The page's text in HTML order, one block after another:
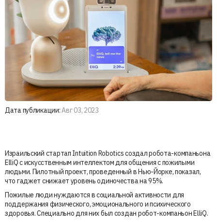
Дата публикации:Авг 03, 2023
Израильский стартап Intuition Robotics создал робота-компаньона
ElliQ с искусственным интеллектом для общения с пожилыми
людьми. Пилотный проект, проведенный в Нью-Йорке, показал,
что гаджет снижает уровень одиночества на 95%.
Пожилые люди нуждаются в социальной активности для
поддержания физического, эмоционального и психического
здоровья. Специально для них был создан робот-компаньон ElliQ.